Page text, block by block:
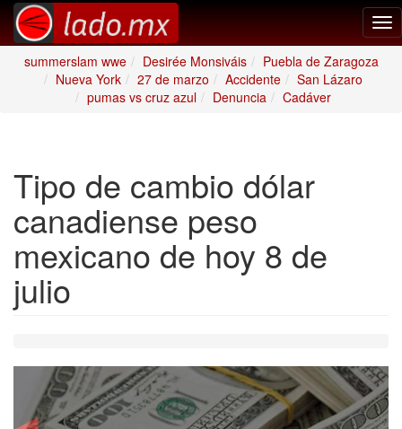
summerslam wwe
Desirée Monsiváis
Puebla de Zaragoza
Nueva York
27 de marzo Accidente
San Lázaro
pumas vs cruz azul
Denuncia Cadáver
Tipo de cambio dólar
canadiense peso
mexicano de hoy 8 de
julio